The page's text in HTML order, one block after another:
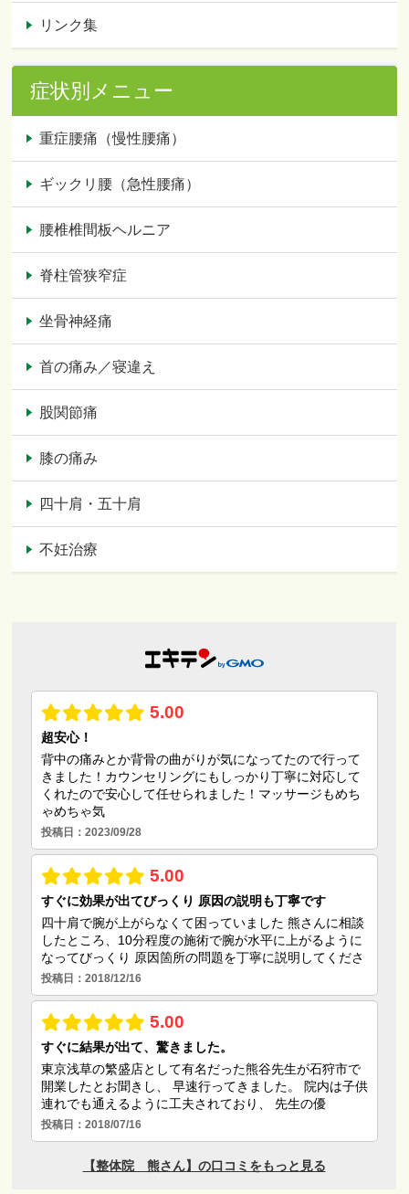
リンク集
症状別メニュー
重症腰痛（慢性腰痛）
ギックリ腰（急性腰痛）
腰椎椎間板ヘルニア
脊柱管狭窄症
坐骨神経痛
首の痛み／寝違え
股関節痛
膝の痛み
四十肩・五十肩
不妊治療